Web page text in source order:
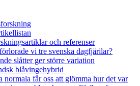
och referenser
vi tre svenska dagfjärilar?
slåtter ger större variation
blåvingehybrid
normala får oss att glömma hur det var